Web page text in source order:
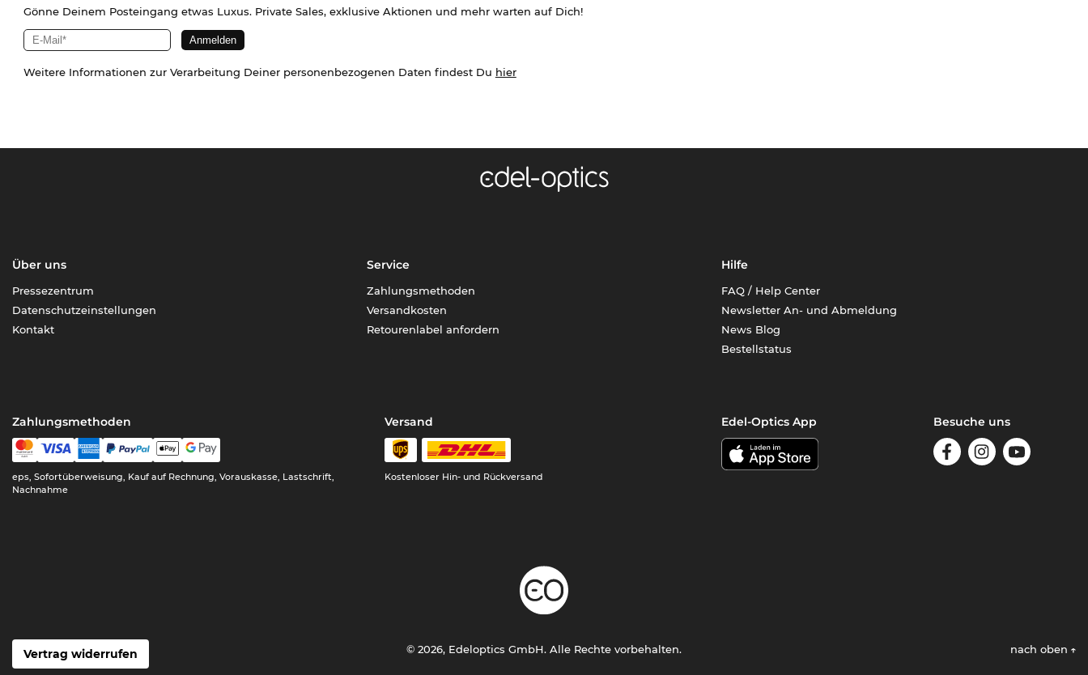
Gönne Deinem Posteingang etwas Luxus. Private Sales, exklusive Aktionen und mehr warten auf Dich!
Weitere Informationen zur Verarbeitung Deiner personenbezogenen Daten findest Du hier
Über uns
Pressezentrum
Datenschutzeinstellungen
Kontakt
Service
Zahlungsmethoden
Versandkosten
Retourenlabel anfordern
Hilfe
FAQ / Help Center
Newsletter An- und Abmeldung
News Blog
Bestellstatus
Zahlungsmethoden
eps, Sofortüberweisung, Kauf auf Rechnung, Vorauskasse, Lastschrift,
Nachnahme
Versand
Kostenloser Hin- und Rückversand
Edel-Optics App Besuche uns
Vertrag widerrufen © 2026, Edeloptics GmbH. Alle Rechte vorbehalten. nach oben